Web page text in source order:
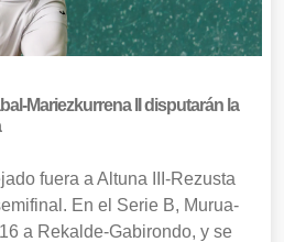
Mariezkurrena II disputarán la
fuera a Altuna III-Rezusta
En el Serie B, Murua-
a Rekalde-Gabirondo, y se